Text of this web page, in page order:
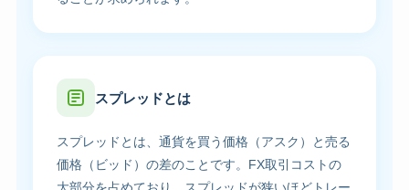
スプレッドとは
スプレッドとは、通貨を買う価格（アスク）と売る
価格（ビッド）の差のことです。FX取引コストの